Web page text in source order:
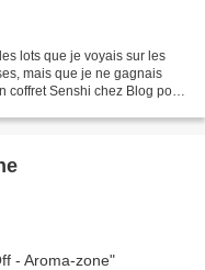
lots que je voyais sur les
mais que je ne gagnais
Senshi chez Blog point